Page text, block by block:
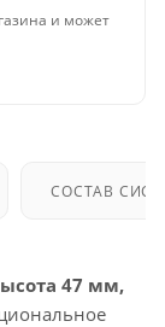
и может
СОСТАВ
47 мм,